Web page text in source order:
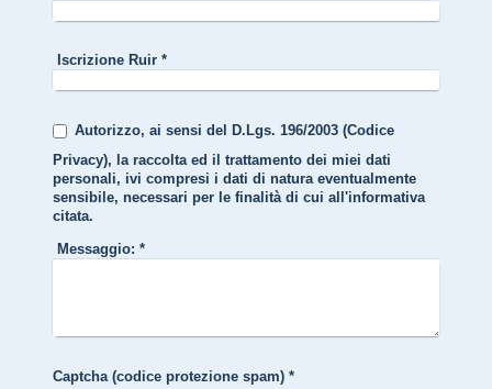
Iscrizione Ruir*
Autorizzo, ai sensi del D.Lgs. 196/2003 (Codice
Privacy), la raccolta ed il trattamento dei miei dati
personali, ivi compresi i dati di natura eventualmente
sensibile, necessari per le finalità di cui all'informativa
citata.
Messaggio: *
Captcha (codice protezione spam) *